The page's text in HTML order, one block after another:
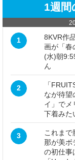
1週
1
8KVR作
画が「春
(水)朝
ん
2
「
なが待望
イ」でメ
下着みた
3
これま
那が美ボ
の初仕事